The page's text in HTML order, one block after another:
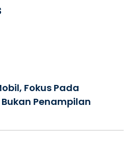
Fokus Pada
Penampilan